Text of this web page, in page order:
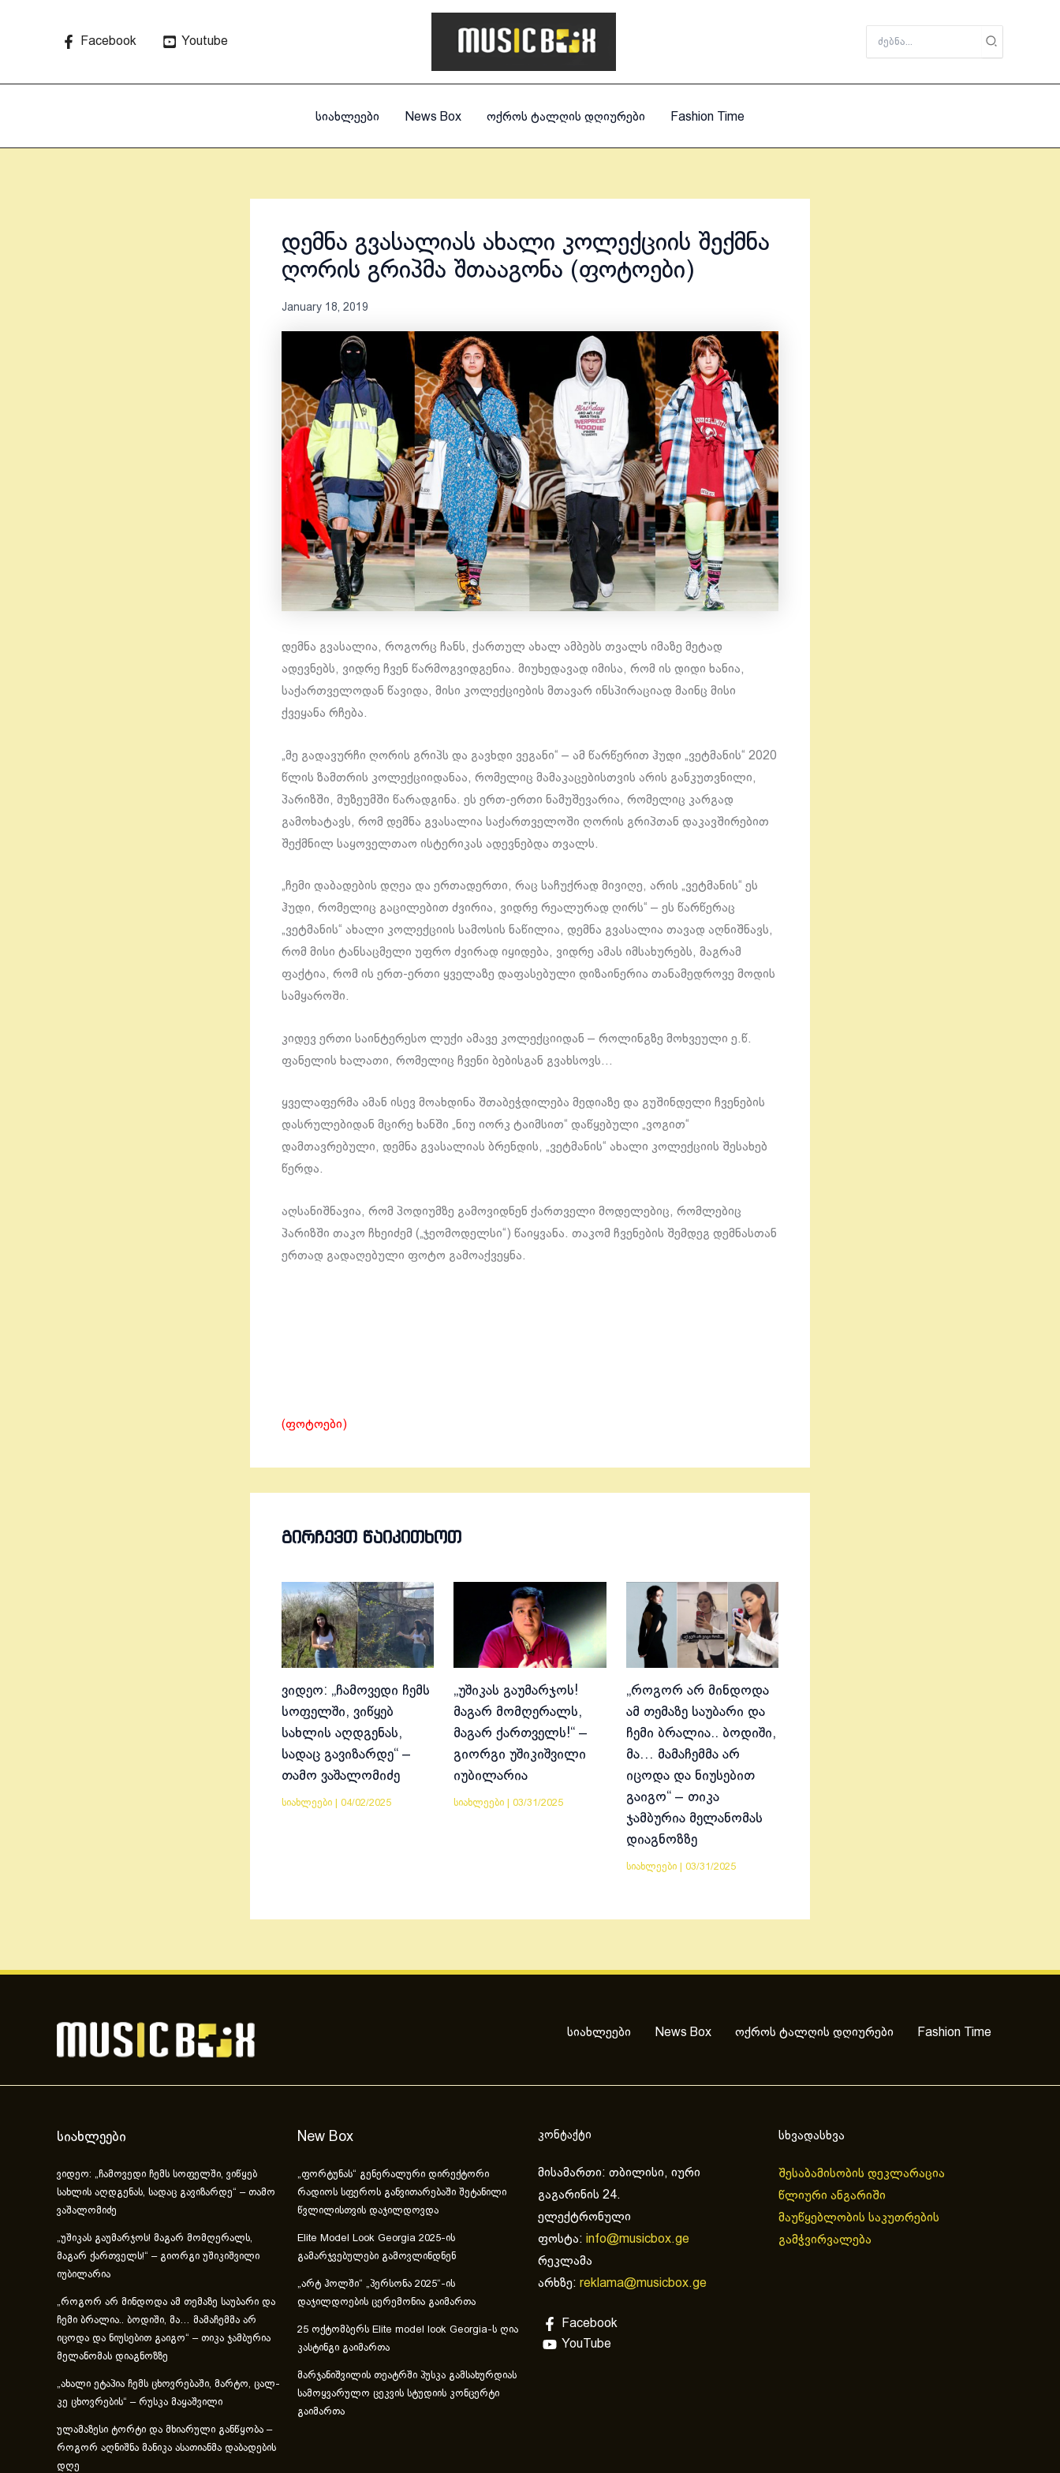
Facebook Youtube
for:
სიახლეები News Box ოქროს ტალღის დღიურები Fashion Time
დემნა გვასალიას ახალი კოლექციის შექმნა
ღორის გრიპმა შთააგონა (ფოტოები)
January 18, 2019
დემნა გვასალია, როგორც ჩანს, ქართულ ახალ ამბებს თვალს იმაზე მეტად
ადევნებს, ვიდრე ჩვენ წარმოგვიდგენია. მიუხედავად იმისა, რომ ის დიდი ხანია,
საქართველოდან წავიდა, მისი კოლექციების მთავარ ინსპირაციად მაინც მისი
ქვეყანა რჩება.
„მე გადავურჩი ღორის გრიპს და გავხდი ვეგანი“ – ამ წარწერით ჰუდი „ვეტმანის“ 2020
წლის ზამთრის კოლექციიდანაა, რომელიც მამაკაცებისთვის არის განკუთვნილი,
პარიზში, მუზეუმში წარადგინა. ეს ერთ-ერთი ნამუშევარია, რომელიც კარგად
გამოხატავს, რომ დემნა გვასალია საქართველოში ღორის გრიპთან დაკავშირებით
შექმნილ საყოველთაო ისტერიკას ადევნებდა თვალს.
„ჩემი დაბადების დღეა და ერთადერთი, რაც საჩუქრად მივიღე, არის „ვეტმანის“ ეს
ჰუდი, რომელიც გაცილებით ძვირია, ვიდრე რეალურად ღირს“ – ეს წარწერაც
„ვეტმანის“ ახალი კოლექციის სამოსის ნაწილია, დემნა გვასალია თავად აღნიშნავს,
რომ მისი ტანსაცმელი უფრო ძვირად იყიდება, ვიდრე ამას იმსახურებს, მაგრამ
ფაქტია, რომ ის ერთ-ერთი ყველაზე დაფასებული დიზაინერია თანამედროვე მოდის
სამყაროში.
კიდევ ერთი საინტერესო ლუქი ამავე კოლექციიდან – როლინგზე მოხვეული ე.წ.
ფანელის ხალათი, რომელიც ჩვენი ბებისგან გვახსოვს…
ყველაფერმა ამან ისევ მოახდინა შთაბეჭდილება მედიაზე და გუშინდელი ჩვენების
დასრულებიდან მცირე ხანში „ნიუ იორკ ტაიმსით“ დაწყებული „ვოგით“
დამთავრებული, დემნა გვასალიას ბრენდის, „ვეტმანის“ ახალი კოლექციის შესახებ
წერდა.
აღსანიშნავია, რომ პოდიუმზე გამოვიდნენ ქართველი მოდელებიც, რომლებიც
პარიზში თაკო ჩხეიძემ („ჯეომოდელსი“) წაიყვანა. თაკომ ჩვენების შემდეგ დემნასთან
ერთად გადაღებული ფოტო გამოაქვეყნა.
(ფოტოები)
ᲒᲘᲠᲩᲔᲕᲗ ᲬᲐᲘᲙᲘᲗᲮᲝᲗ
ვიდეო: „ჩამოვედი ჩემს
სოფელში, ვიწყებ
სახლის აღდგენას,
სადაც გავიზარდე“ –
თამო ვაშალომიძე
სიახლეები 04/02/2025
„უშიკას გაუმარჯოს!
მაგარ მომღერალს,
მაგარ ქართველს!“ –
გიორგი უშიკიშვილი
იუბილარია
სიახლეები |03/31/2025
„როგორ არ მინდოდა
ამ თემაზე საუბარი და
ჩემი ბრალია.. ბოდიში,
მა… მამაჩემმა არ
იცოდა და ნიუსებით
გაიგო“ – თიკა
ჯამბურია მელანომას
დიაგნოზზე
სიახლეები| 03/31/2025
სიახლეები News Box ოქროს ტალღის დღიურები Fashion Time
სიახლეები
ვიდეო: „ჩამოვედი ჩემს სოფელში, ვიწყებ
სახლის აღდგენას, სადაც გავიზარდე“ – თამო
ვაშალომიძე
„უშიკას გაუმარჯოს! მაგარ მომღერალს,
მაგარ ქართველს!“ – გიორგი უშიკიშვილი
იუბილარია
„როგორ არ მინდოდა ამ თემაზე საუბარი და
ჩემი ბრალია.. ბოდიში, მა… მამაჩემმა არ
იცოდა და ნიუსებით გაიგო“ – თიკა ჯამბურია
მელანომას დიაგნოზზე
„ახა­ლი ეტა­პია ჩემს ცხოვ­რე­ბა­ში, მარ­ტო, ცალ­
კე ცხოვ­რე­ბის“ – რუსკა მაყაშვილი
ულამაზესი ტორტი და მხიარული განწყობა –
როგორ აღნიშნა მანიკა ასათიანმა დაბადების
დღე
New Box
„ფორტუნას“ გენერალური დირექტორი
რადიოს სფეროს განვითარებაში შეტანილი
წვლილისთვის დაჯილდოვდა
Elite Model Look Georgia 2025-ის
გამარჯვებულები გამოვლინდნენ
„არტ ჰოლში“ „პერსონა 2025“-ის
დაჯილდოების ცერემონია გაიმართა
25 ოქტომბერს Elite model look Georgia-ს ღია
კასტინგი გაიმართა
მარჯანიშვილის თეატრში პუსკა გამსახურდიას
სამოყვარულო ცეკვის სტუდიის კონცერტი
გაიმართა
კონტაქტი
მისამართი: თბილისი, იური
გაგარინის 24.
ელექტრონული
ფოსტა: info@musicbox.ge
რეკლამა
არხზე: reklama@musicbox.ge
Facebook
YouTube
სხვადასხვა
შესაბამისობის დეკლარაცია
წლიური ანგარიში
მაუწყებლობის საკუთრების
გამჭვირვალება